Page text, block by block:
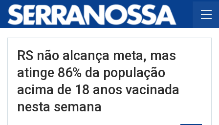
RS não alcança meta, mas
atinge 86% da população
acima de 18 anos vacinada
nesta semana